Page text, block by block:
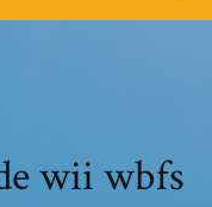
wii wbfs